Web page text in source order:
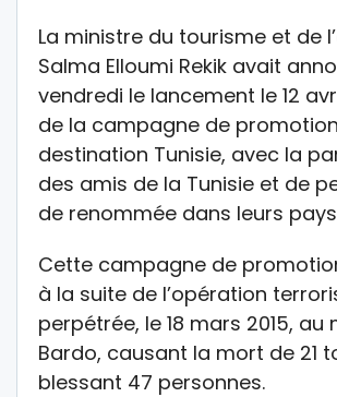
La ministre du tourisme et de
Salma Elloumi Rekik avait
vendredi le lancement le 12
de la campagne de
destination Tunisie, avec la
des amis de la Tunisie et de
de renommée dans leurs
Cette campagne de
à la suite de l’opération
perpétrée, le 18 mars 2015, au
Bardo, causant la mort de 21
blessant 47 personnes.